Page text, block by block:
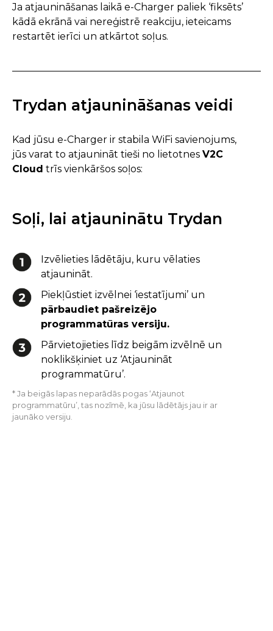
Ja atjaunināšanas laikā e-Charger paliek ‘fiksēts’
kādā ekrānā vai nereģistrē reakciju, ieteicams
restartēt ierīci un atkārtot soļus.
Trydan atjaunināšanas veidi
Kad jūsu e-Charger ir stabila WiFi savienojums,
jūs varat to atjaunināt tieši no lietotnes V2C
Cloud trīs vienkāršos soļos:
Soļi, lai atjauninātu Trydan
Izvēlieties lādētāju, kuru vēlaties
atjaunināt.
Piekļūstiet izvēlnei ‘iestatījumi’ un
pārbaudiet pašreizējo
programmatūras versiju.
Pārvietojieties līdz beigām izvēlnē un
noklikšķiniet uz ‘Atjaunināt
programmatūru’.
* Ja beigās lapas neparādās pogas ‘Atjaunot
programmatūru’, tas nozīmē, ka jūsu lādētājs jau ir ar
jaunāko versiju.